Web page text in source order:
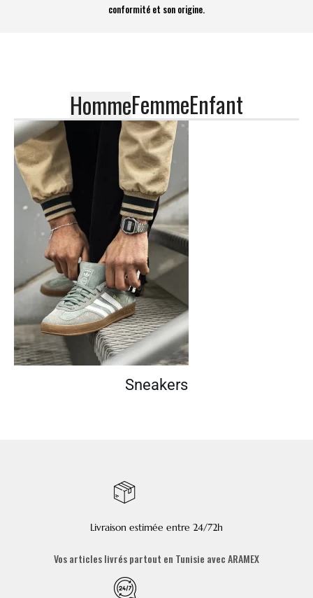
conformité et son origine.
HommeFemmeEnfant
Sneakers
Livraison estimée entre 24/72h
Vos articles livrés partout en Tunisie avec ARAMEX